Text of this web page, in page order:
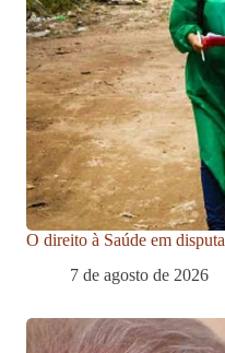
O direito à Saúde em disputa
7 de agosto de 2026